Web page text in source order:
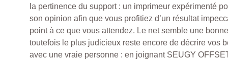
la pertinence du support : un imprimeur expérimenté
son opinion afin que vous profitiez d’un résultat
point à ce que vous attendez. Le net semble une
toutefois le plus judicieux reste encore de décrire vos
avec une vraie personne : en joignant SEUGY